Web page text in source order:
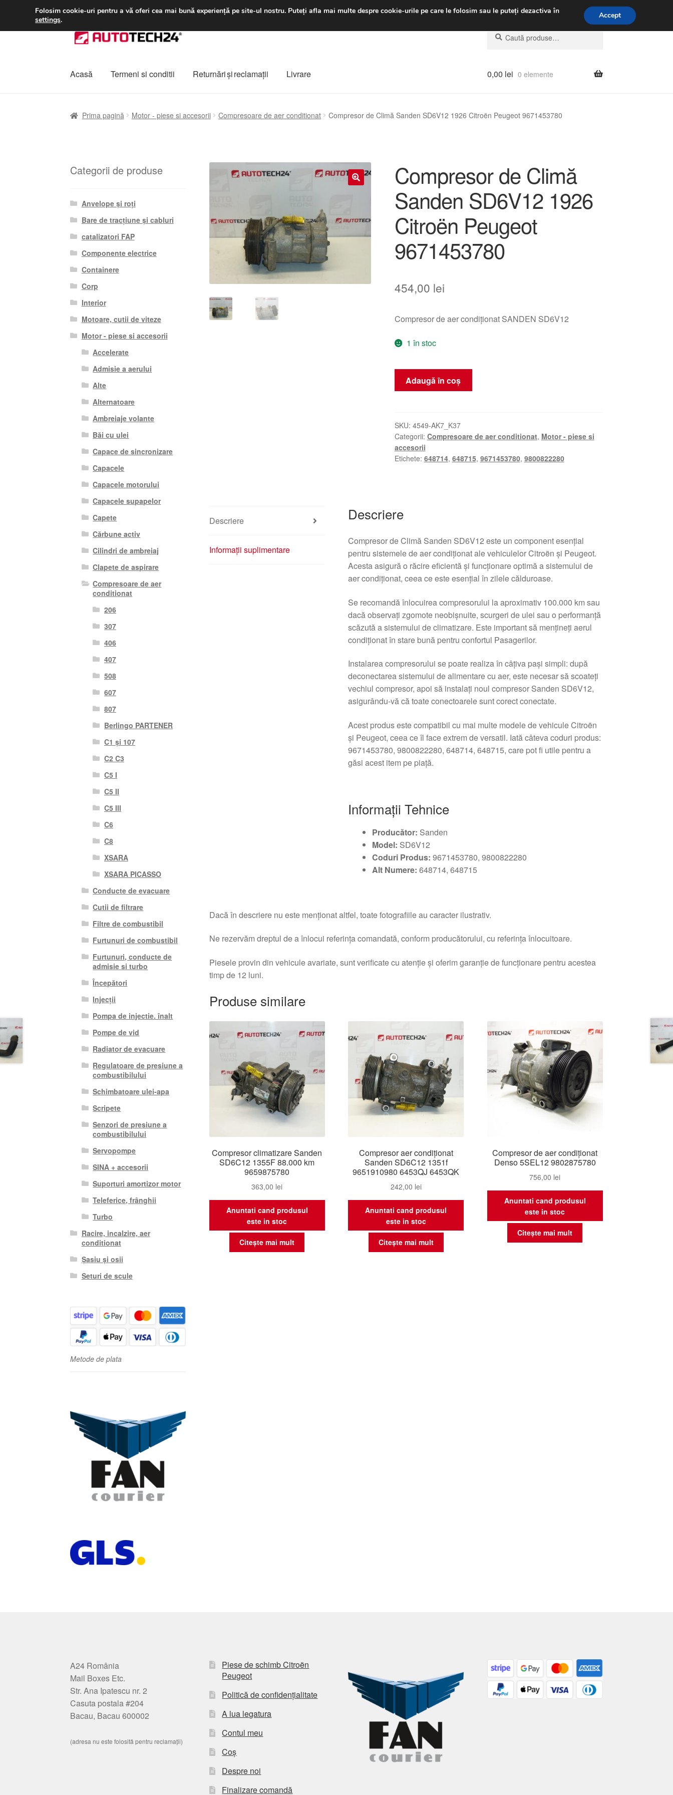
LIVRARE de la 33 lei luni-vineri 9 a.m. - 4 p.m.031 229 6816
Sari
la
Sari
la
Caută
după:
Caută
Acasă Termeni si conditii Returnări şi reclamații Livrare 0,00 lei 0 elemente
Prima pagină Motor - piese si accesorii Compresoare de aer conditionat Compresor de Climă Sanden SD6V12 1926 Citroën Peugeot 9671453780
Compresor de Climă
Sanden SD6V12 1926
Citroën Peugeot
9671453780
454,00 lei
Compresor de aer condiționat SANDEN SD6V12
1 în stoc
Cantitate
Compresor
Sanden
SD6V12
1926
Citroën
Adaugă în coș
SKU: 4549-AK7_K37
Categorii: Compresoare de aer conditionat, Motor - piese si
accesorii
Etichete: 648714, 648715, 9671453780, 9800822280
Descriere
Informații suplimentare
Descriere
Compresor de Climă Sanden SD6V12 este un component esențial
pentru sistemele de aer condiționat ale vehiculelor Citroën și Peugeot.
Acesta asigură o răcire eficientă și funcționare optimă a sistemului de
aer condiționat, ceea ce este esențial în zilele călduroase.
Se recomandă înlocuirea compresorului la aproximativ 100.000 km sau
dacă observați zgomote neobișnuite, scurgeri de ulei sau o performanță
scăzută a sistemului de climatizare. Este important să mențineți aerul
condiționat în stare bună pentru confortul Pasagerilor.
Instalarea compresorului se poate realiza în câțiva pași simpli: după
deconectarea sistemului de alimentare cu aer, este necesar să scoateți
vechiul compresor, apoi să instalați noul compresor Sanden SD6V12,
asigurându-vă că toate conectoarele sunt corect conectate.
Acest produs este compatibil cu mai multe modele de vehicule Citroën
și Peugeot, ceea ce îl face extrem de versatil. Iată câteva coduri produs:
9671453780, 9800822280, 648714, 648715, care pot fi utile pentru a
găsi acest item pe piață.
Informații Tehnice
Producător: Sanden
Model: SD6V12
Coduri Produs: 9671453780, 9800822280
Alt Numere: 648714, 648715
Dacă în descriere nu este menționat altfel, toate fotografiile au caracter ilustrativ.
Ne rezervăm dreptul de a înlocui referința comandată, conform producătorului, cu referința înlocuitoare.
Piesele provin din vehicule avariate, sunt verificate cu atenție și oferim garanție de funcționare pentru acestea
timp de 12 luni.
Produse similare
Compresor climatizare Sanden
SD6C12 1355F 88.000 km
9659875780
363,00 lei
Anuntati cand produsul
este in stoc
Citește mai mult
Compresor aer condiționat
Sanden SD6C12 1351f
9651910980 6453QJ 6453QK
242,00 lei
Anuntati cand produsul
este in stoc
Citește mai mult
Compresor de aer condiționat
Denso 5SEL12 9802875780
756,00 lei
Anuntati cand produsul
este in stoc
Citește mai mult
Categorii de produse
Anvelope și roți
Bare de tracțiune și cabluri
catalizatori FAP
Componente electrice
Containere
Corp
Interior
Motoare, cutii de viteze
Motor - piese si accesorii
Accelerate
Admisie a aerului
Alte
Alternatoare
Ambreiaje volante
Băi cu ulei
Capace de sincronizare
Capacele
Capacele motorului
Capacele supapelor
Capete
Cărbune activ
Cilindri de ambreiaj
Clapete de aspirare
Compresoare de aer
conditionat
206
307
406
407
508
607
807
Berlingo PARTENER
C1 și 107
C2 C3
C5 I
C5 II
C5 III
C6
C8
XSARA
XSARA PICASSO
Conducte de evacuare
Cutii de filtrare
Filtre de combustibil
Furtunuri de combustibil
Furtunuri, conducte de
admisie si turbo
Începători
Injecții
Pompa de injectie. înalt
Pompe de vid
Radiator de evacuare
Regulatoare de presiune a
combustibilului
Schimbatoare ulei-apa
Scripete
Senzori de presiune a
combustibilului
Servopompe
SINA + accesorii
Suporturi amortizor motor
Teleferice, frânghii
Turbo
Racire, incalzire, aer
conditionat
Șasiu și osii
Seturi de scule
Metode de plata
A24 România
Mail Boxes Etc.
Str. Ana Ipatescu nr. 2
Casuta postala #204
Bacau, Bacau 600002
(adresa nu este folosită pentru reclamații)
Piese de schimb Citroën
Peugeot
Politică de confidențialitate
A lua legatura
Contul meu
Coș
Despre noi
Finalizare comandă
Folosim cookie-uri pentru a vă oferi cea mai bună experiență pe site-ul nostru. Puteți afla mai multe despre cookie-urile pe care le folosim sau le puteți dezactiva în
settings. Accept